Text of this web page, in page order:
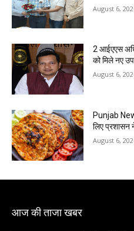
August 6,
2 आईएएस
को मिले नए
August 6,
Punjab
लिए
August 6,
आज की ताजा खबर